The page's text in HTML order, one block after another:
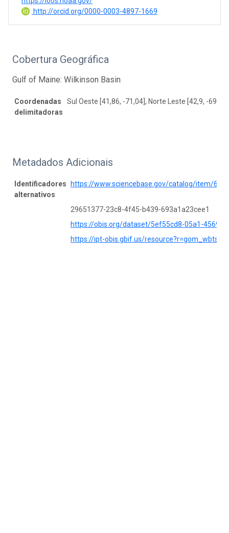
http://orcid.org/0000-0003-4897-1669
Cobertura Geográfica
Gulf of Maine: Wilkinson Basin
Coordenadas
delimitadoras
Sul Oeste [41,86, -71,04], Norte Leste [42,9, -69,49]
Metadados Adicionais
Identificadores
alternativos
https://www.sciencebase.gov/catalog/item/
29651377-23c8-4f45-b439-693a1a23cee1
https://obis.org/dataset/5ef55cd8-05a1-4569-
https://ipt-obis.gbif.us/